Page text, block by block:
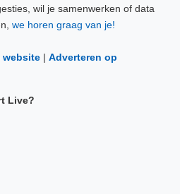
wil je samenwerken of data
we horen graag van je!
website | Adverteren op
Live?